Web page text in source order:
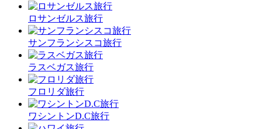
ロサンゼルス旅行
サンフランシスコ旅行
ラスベガス旅行
フロリダ旅行
ワシントンD.C旅行